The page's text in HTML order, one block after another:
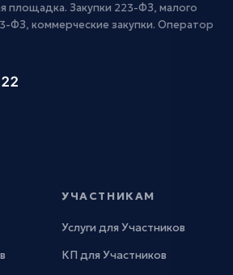
площадка. Закупки 223-ФЗ, малого
ФЗ, коммерческие закупки. Оператор
УЧАСТНИКАМ
Услуги для Участников
КП для Участников